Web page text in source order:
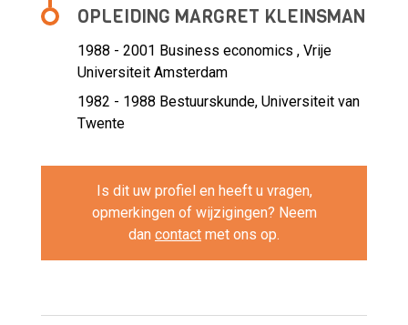
OPLEIDING MARGRET KLEINSMAN
1988 - 2001 Business economics , Vrije
Universiteit Amsterdam
1982 - 1988 Bestuurskunde, Universiteit van
Twente
Is dit uw profiel en heeft u vragen,
opmerkingen of wijzigingen? Neem
dan contact met ons op.